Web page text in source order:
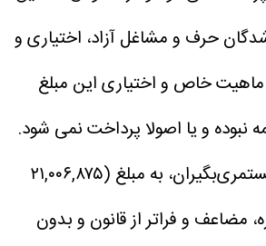
حرف و مشاغل آزاد، اختیاری و
ماهیت خاص و اختیاری این مبلغ
و یا اصولا پرداخت نمی شود.
لذا پرداخت آن به مستمری‌بگیران، به مبلغ (۲۱,۰۰۶,۸۷۵
مضاعف و فراتر از قانون و بدون